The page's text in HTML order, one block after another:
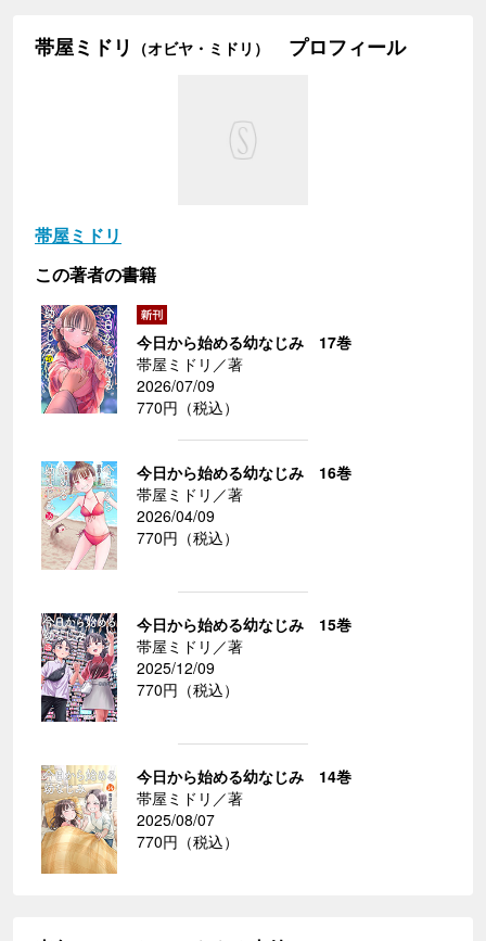
帯屋ミドリ （オビヤ・ミドリ） プロフィール
帯屋ミドリ
この著者の書籍
今日から始める幼なじみ 17巻
帯屋ミドリ／著
2026/07/09
770円（税込）
今日から始める幼なじみ 16巻
帯屋ミドリ／著
2026/04/09
770円（税込）
今日から始める幼なじみ 15巻
帯屋ミドリ／著
2025/12/09
770円（税込）
今日から始める幼なじみ 14巻
帯屋ミドリ／著
2025/08/07
770円（税込）